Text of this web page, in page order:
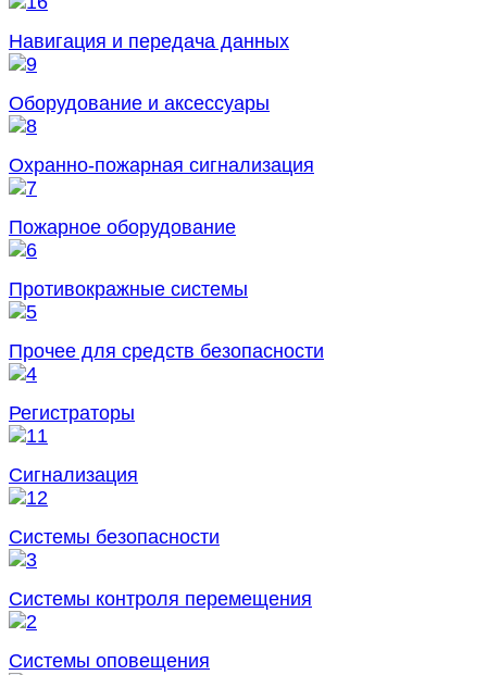
Навигация и передача данных
Оборудование и аксессуары
Охранно-пожарная сигнализация
Пожарное оборудование
Противокражные системы
Прочее для средств безопасности
Регистраторы
Сигнализация
Системы безопасности
Системы контроля перемещения
Системы оповещения